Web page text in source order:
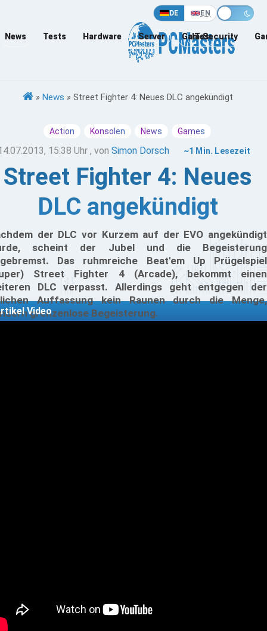
DE EN
News Tests Hardware Server Games
IT-Security
» News » Street Fighter 4: Neues DLC angekündigt
Action Konsolen News Games
15:38 Uhr , von Simon Dorsch ~1 Min. Lesezeit
Street Fighter 4: Neues
DLC angekündigt
der DLC vor Kurzem auf der EVO angekündigt
scheint der Jubel und die Begeisterung
Das ruhmreiche Beat'em Up Prügelspiel
Street Fighter 4 (Arcade), bekommt einen
DLC verpasst. Allerdings geht entgegen der
Auffassung kein Raunen durch die Menge,
grenzenlose Begeisterung.
Video